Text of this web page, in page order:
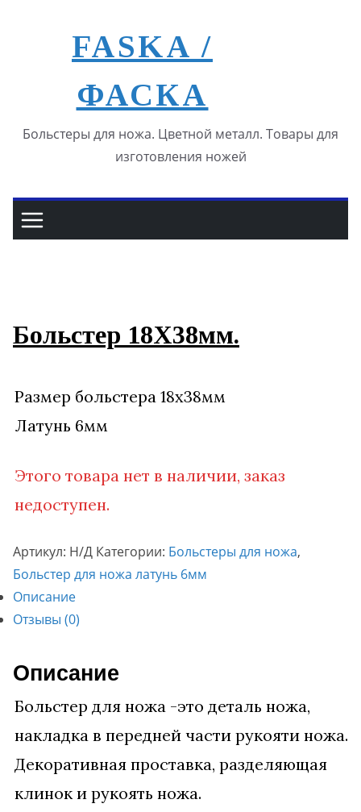
содержимомуFASKA /
ФАСКА
Больстеры для ножа. Цветной металл. Товары для
изготовления ножей
Больстер 18Х38мм.
Размер больстера 18х38мм
Латунь 6мм
Этого товара нет в наличии, заказ
недоступен.
Артикул: Н/Д Категории: Больстеры для ножа,
Больстер для ножа латунь 6мм
Описание
Отзывы (0)
Описание
Больстер для ножа -это деталь ножа,
накладка в передней части рукояти ножа.
Декоративная проставка, разделяющая
клинок и рукоять ножа.